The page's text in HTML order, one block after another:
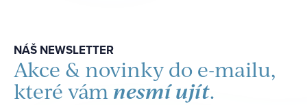
NÁŠ NEWSLETTER
Akce & novinky do e-mailu,
které vám nesmí ujít.